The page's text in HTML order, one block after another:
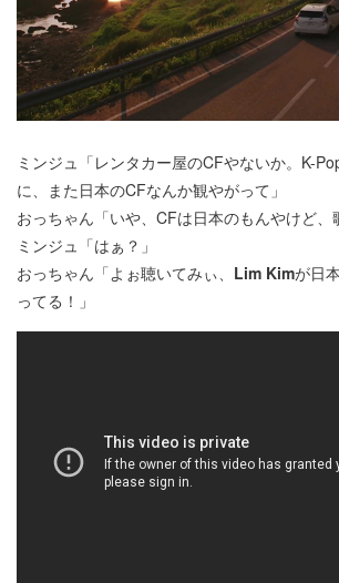
ミンジュ「レンタカー屋のCFやないか。K-
に、また日本のCFなんか観やがって」
おっちゃん「いや、CFは日本のもんやけど、
ミンジュ「はぁ？」
おっちゃん「よぉ聴いてみぃ、 Lim Kimが日
ってる！」